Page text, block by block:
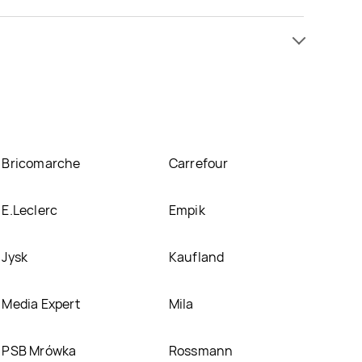
Bricomarche Carrefour
E.Leclerc Empik
Jysk Kaufland
Media Expert Mila
PSB Mrówka Rossmann